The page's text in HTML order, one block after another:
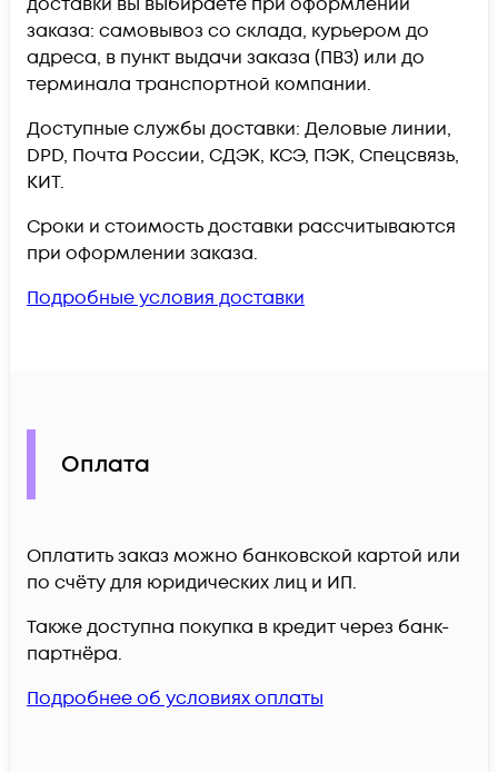
заказа: самовывоз со склада, курьером до
адреса, в пункт выдачи заказа (ПВЗ) или до
терминала транспортной компании.
Доступные службы доставки: Деловые линии,
DPD, Почта России, СДЭК, КСЭ, ПЭК, Спецсвязь,
КИТ.
Сроки и стоимость доставки рассчитываются
при оформлении заказа.
Подробные условия доставки
Оплата
Оплатить заказ можно банковской картой или
по счёту для юридических лиц и ИП.
Также доступна покупка в кредит через банк-
партнёра.
Подробнее об условиях оплаты